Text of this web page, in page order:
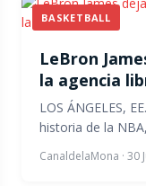
BASKETBALL
LeBron
la agencia
LOS ÁNGELES,
historia de la
CanaldelaMona · 30